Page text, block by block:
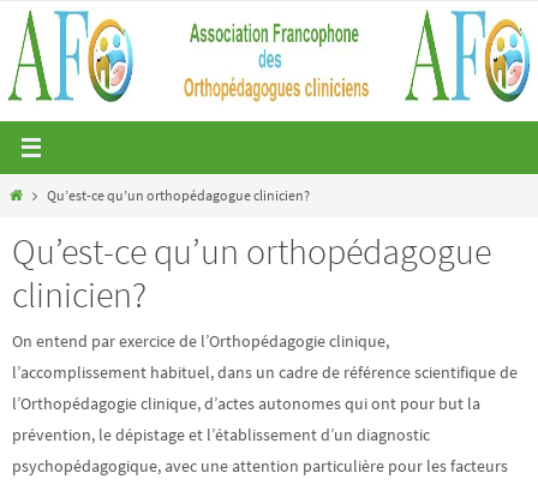
Passer
vers
contenu
HomeQu’est-ce qu’un orthopédagogue clinicien?
Qu’est-ce qu’un orthopédagogue
clinicien?
On entend par exercice de l’Orthopédagogie clinique,
l’accomplissement habituel, dans un cadre de référence scientifique de
l’Orthopédagogie clinique, d’actes autonomes qui ont pour but la
prévention, le dépistage et l’établissement d’un diagnostic
psychopédagogique, avec une attention particulière pour les facteurs